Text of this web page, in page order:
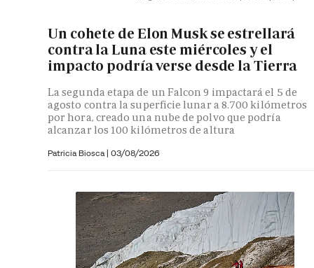
Un cohete de Elon Musk se estrellará
contra la Luna este miércoles y el
impacto podría verse desde la Tierra
La segunda etapa de un Falcon 9 impactará el 5 de
agosto contra la superficie lunar a 8.700 kilómetros
por hora, creado una nube de polvo que podría
alcanzar los 100 kilómetros de altura
Patricia Biosca | 03/08/2026